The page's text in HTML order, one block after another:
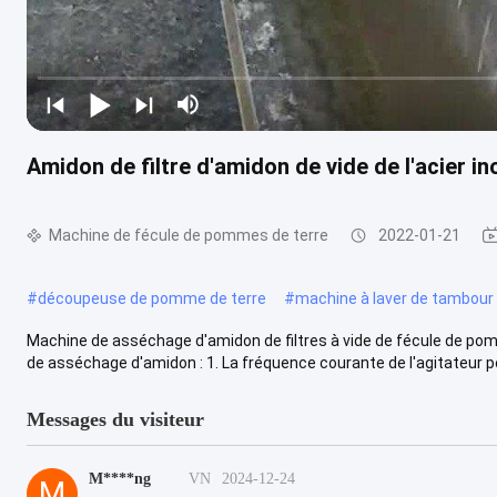
Amidon de filtre d'amidon de vide de l'acier
Machine de fécule de pommes de terre 2022-01-21
#découpeuse de pomme de terre #machine à laver de tambour
Machine de asséchage d'amidon de filtres à vide de fécule de
de asséchage d'amidon : 1. La fréquence courante de l'agitateur
Messages du visiteur
M****ng VN
2024-12-24